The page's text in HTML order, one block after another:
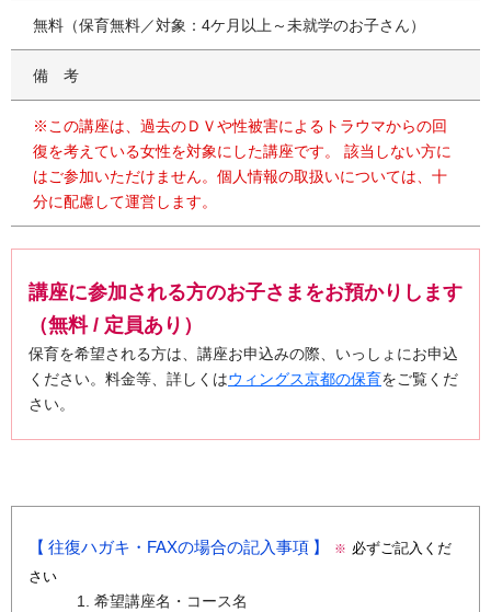
無料（保育無料／対象：4ケ月以上～未就学のお子さん）
備考
※この講座は、過去のＤＶや性被害によるトラウマからの回
復を考えている女性を対象にした講座です。 該当しない方に
はご参加いただけません。個人情報の取扱いについては、十
分に配慮して運営します。
講座に参加される方のお子さまをお預かりします
（無料 / 定員あり）
保育を希望される方は、講座お申込みの際、いっしょにお申込
ください。料金等、詳しくはウィングス京都の保育をご覧くだ
さい。
往復ハガキ・FAXの場合の記入事項 ※ 必ずご記入くだ
さい
希望講座名・コース名